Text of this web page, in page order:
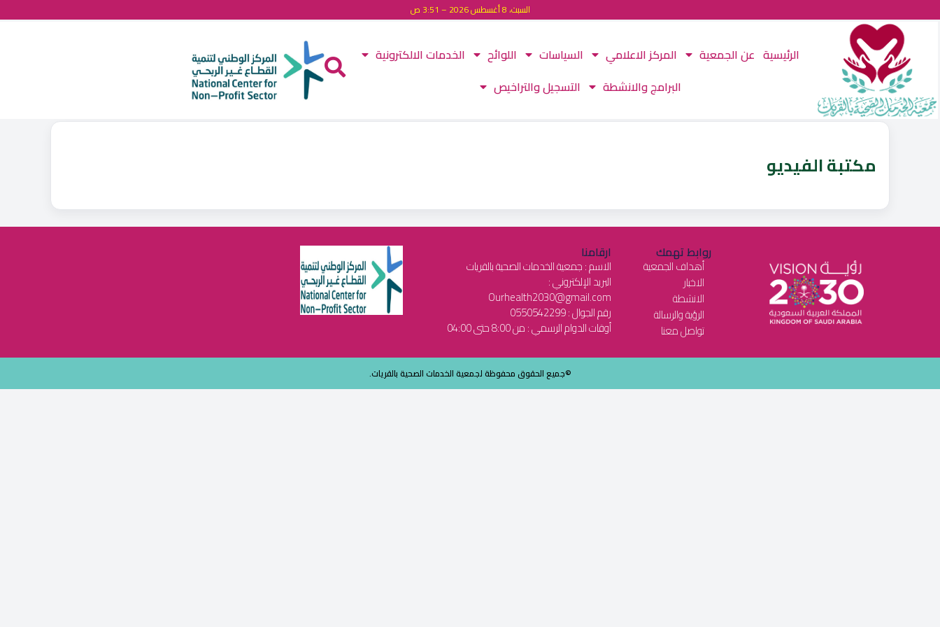
السبت، 8 أغسطس 2026 – 3:51 ص
الرئيسية عن الجمعية المركز الاعلامي السياسات اللوائح
الخدمات الالكترونية
البرامج والانشطة
التسجيل والتراخيص
مكتبة الفيديو
روابط تهمك
أهداف الجمعية
الاخبار
الانشطة
الرؤية والرسالة
تواصل معنا
ارقامنا
الاسم : جمعية الخدمات الصحية بالقريات
البريد الإلكتروني :
Ourhealth2030@gmail.com
رقم الجوال : 0550542299
أوقات الدوام الرسمي : من 8:00 حتى 04:00
©جميع الحقوق محفوظة لجمعية الخدمات الصحية بالقريات.